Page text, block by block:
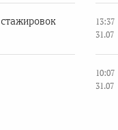
13:37
31.07
10:07
31.07